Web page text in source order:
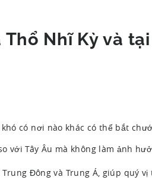
Thổ Nhĩ Kỳ và
có nơi nào khác có thể bắt
với Tây Âu mà không làm ảnh
Đông và Trung Á, giúp quý